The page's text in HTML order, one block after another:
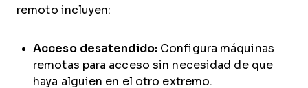
remoto incluyen:
Acceso desatendido:Configura máquinas
remotas para acceso sin necesidad de que
haya alguien en el otro extremo.